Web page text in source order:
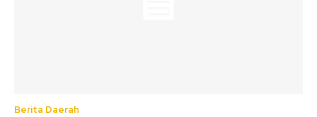
Berita Daerah